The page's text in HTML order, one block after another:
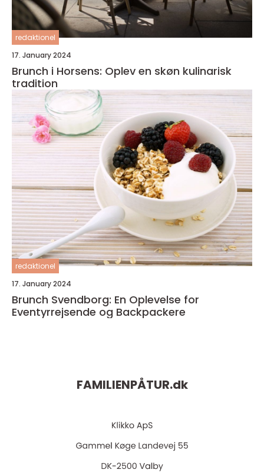
redaktionel
17. January 2024
Brunch i Horsens: Oplev en skøn kulinarisk
tradition
redaktionel
17. January 2024
Brunch Svendborg: En Oplevelse for
Eventyrrejsende og Backpackere
FAMILIENPÅTUR.dk